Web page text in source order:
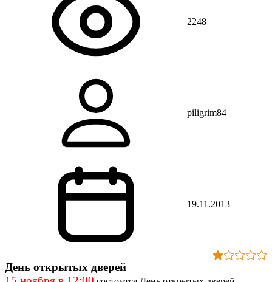
2248
piligrim84
19.11.2013
День открытых дверей